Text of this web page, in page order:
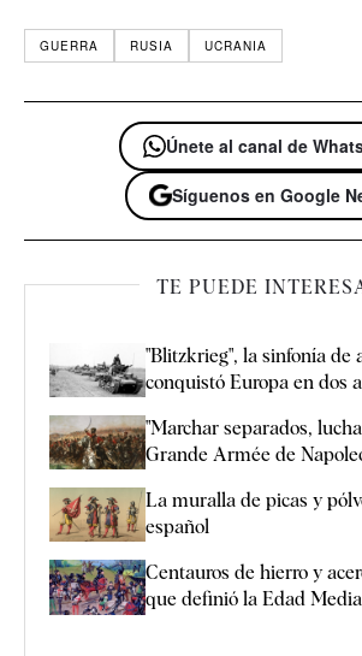
GUERRA RUSIA UCRANIA
Únete al canal de
Síguenos en Google
TE PUEDE
"Blitzkrieg", la sinfonía de
conquistó Europa en dos
"Marchar separados,
Grande Armée de
La muralla de picas y
español
Centauros de hierro y
que definió la Edad Media